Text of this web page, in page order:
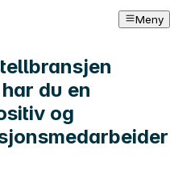
Meny
du en
og